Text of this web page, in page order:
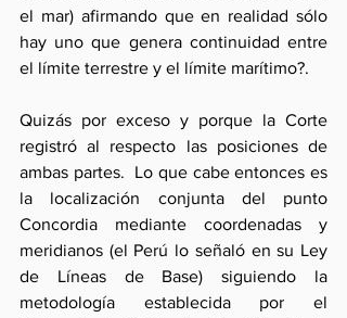
el mar) afirmando que en realidad sólo
hay uno que genera continuidad entre
el límite terrestre y el límite marítimo?.
Quizás por exceso y porque la Corte
registró al respecto las posiciones de
ambas partes.  Lo que cabe entonces es
la localización conjunta del punto
Concordia mediante coordenadas y
meridianos (el Perú lo señaló en su Ley
de Líneas de Base) siguiendo la
metodología establecida por el